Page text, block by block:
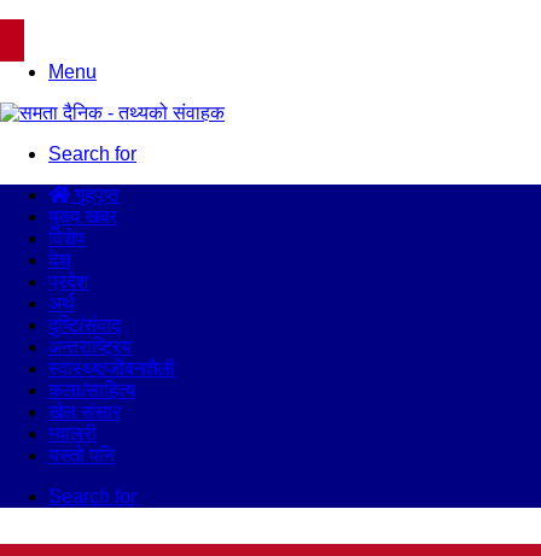
Menu
Search for
गृहपृष्ठ
मुख्य खबर
विशेष
देश
प्रदेश
अर्थ
दृष्टि/संवाद
अन्तराष्ट्रिय
स्वास्थ्य/जीवनशैली
कला/साहित्य
खेल संसार
ग्यालरी
यस्तो पनि
Search for